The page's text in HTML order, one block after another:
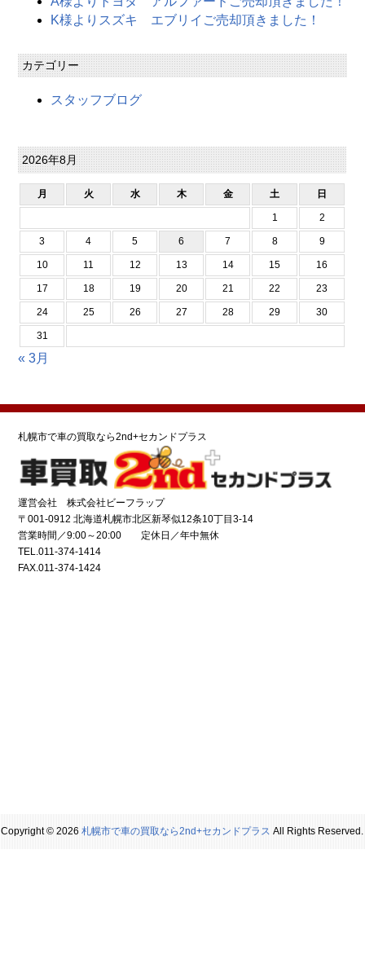
K様よりスズキ エブリイご売却頂きました！
カテゴリー
スタッフブログ
2026年8月
月 火 水 木 金 土 日
1 2
3 4 5 6 7 8 9
10 11 12 13 14 15 16
17 18 19 20 21 22 23
24 25 26 27 28 29 30
31
« 3月
札幌市で車の買取なら2nd+セカンドプラス
運営会社 株式会社ビーフラップ
〒001-0912 北海道札幌市北区新琴似12条10丁目3-14
営業時間／9:00～20:00 定休日／年中無休
TEL.011-374-1414
FAX.011-374-1424
Copyright © 2026札幌市で車の買取なら2nd+セカンドプラス All Rights Reserved.